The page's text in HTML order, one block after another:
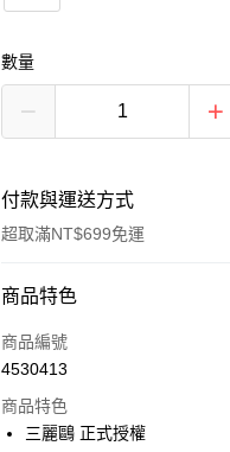
數量
付款與運送方式
超取滿NT$699免運
付款方式
信用卡一次付款
LINE Pay
商品特色
商品編號
4530413
商品特色
三麗鷗 正式授權